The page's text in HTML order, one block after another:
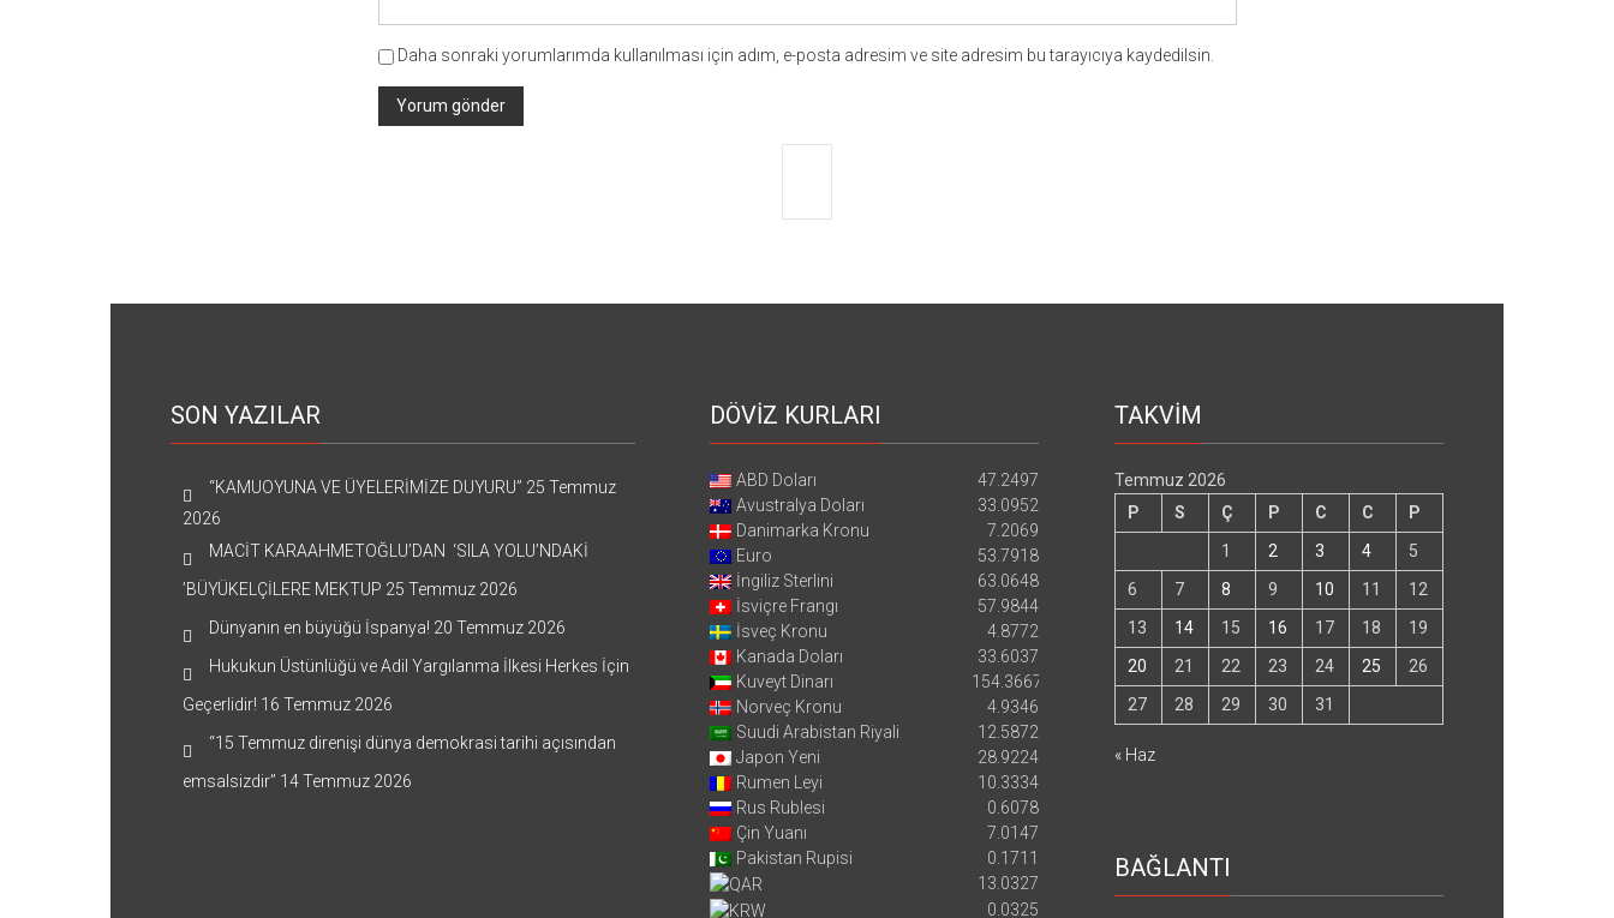
Daha sonraki yorumlarımda kullanılması için adım, e-posta adresim ve site adresim bu tarayıcıya kaydedilsin.
SON YAZILAR
“KAMUOYUNA VE ÜYELERİMİZE DUYURU” 25 Temmuz
2026
MACİT KARAAHMETOĞLU’DAN ‘SILA YOLU’NDAKİ
’BÜYÜKELÇİLERE MEKTUP 25 Temmuz 2026
Dünyanın en büyüğü İspanya! 20 Temmuz 2026
Hukukun Üstünlüğü ve Adil Yargılanma İlkesi Herkes İçin
Geçerlidir! 16 Temmuz 2026
“15 Temmuz direnişi dünya demokrasi tarihi açısından
emsalsizdir” 14 Temmuz 2026
DÖVİZ KURLARI
ABD Doları
47.2497
Avustralya Doları
33.0952
Danimarka Kronu
7.2069
Euro
53.7918
İngiliz Sterlini
63.0648
İsviçre Frangı
57.9844
İsveç Kronu
4.8772
Kanada Doları
33.6037
Kuveyt Dinarı
154.3667
Norveç Kronu
4.9346
Suudi Arabistan Riyali
12.5872
Japon Yeni
28.9224
Rumen Leyi
10.3334
Rus Rublesi
0.6078
Çin Yuanı
7.0147
Pakistan Rupisi
0.1711
13.0327
0.0325
TAKVİM
Temmuz 2026
P
S Ç P C C
P
1
2 3 4
5
6
7 8 9 10 11
12
13
14 15 16 17 18
19
20
21 22 23 24 25
26
27
28 29 30 31
« Haz
BAĞLANTI